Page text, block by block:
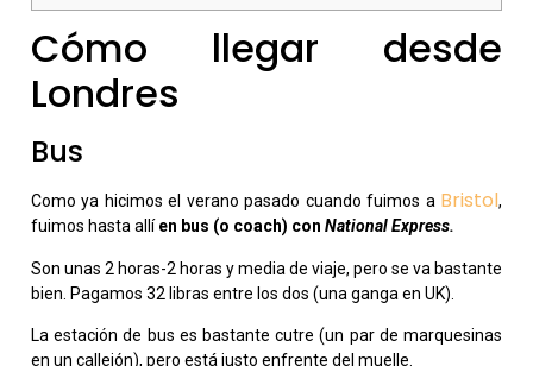
Cómo llegar desde
Londres
Bus
Como ya hicimos el verano pasado cuando fuimos a Bristol,
fuimos hasta allíen bus (o coach) con National Express.
Son unas 2 horas-2 horas y media de viaje, pero se va bastante
bien. Pagamos 32 libras entre los dos (una ganga en UK).
La estación de bus es bastante cutre (un par de marquesinas
en un callejón), pero está justo enfrente del muelle.